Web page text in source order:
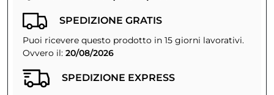
SPEDIZIONE GRATIS
Puoi ricevere questo prodotto in 15 giorni lavorativi.
Ovvero il: 20/08/2026
SPEDIZIONE EXPRESS